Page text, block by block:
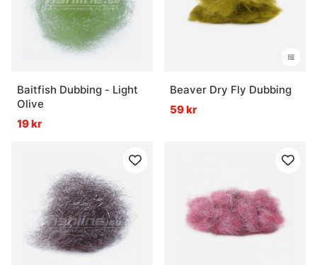
Baitfish Dubbing - Light
Olive
19 kr
Beaver Dry Fly Dubbing
59 kr